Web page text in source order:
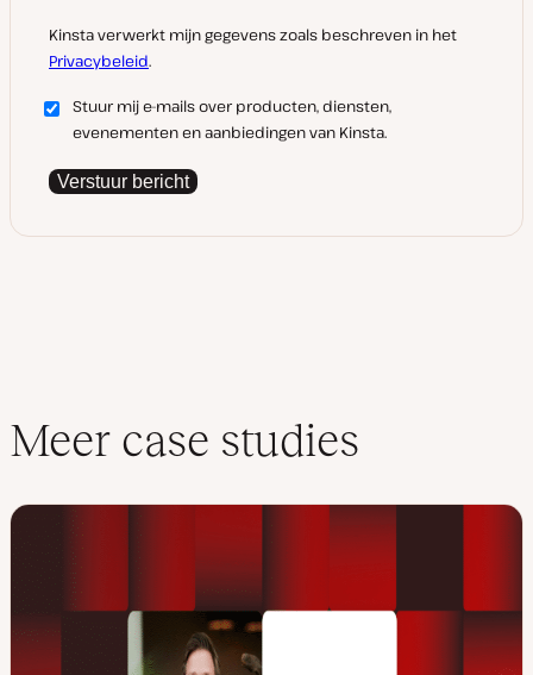
Kinsta verwerkt mijn gegevens zoals beschreven in het
Privacybeleid.
Stuur mij e-mails over producten, diensten,
evenementen en aanbiedingen van Kinsta.
Verstuur bericht
Meer case studies